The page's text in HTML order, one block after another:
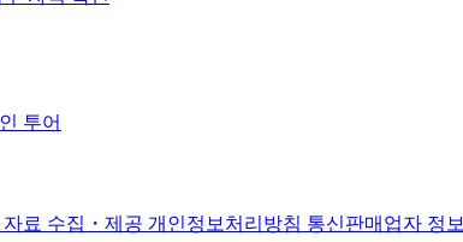
투어
자료 수집・제공 개인정보처리방침 통신판매업자 정보